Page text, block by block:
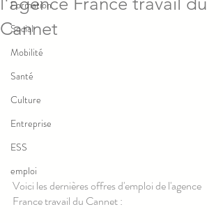
Formation
Social
Mobilité
Santé
Culture
Entreprise
ESS
emploi
Cannet
Voici les dernières offres d'emploi de l'agence
France travail du Cannet :